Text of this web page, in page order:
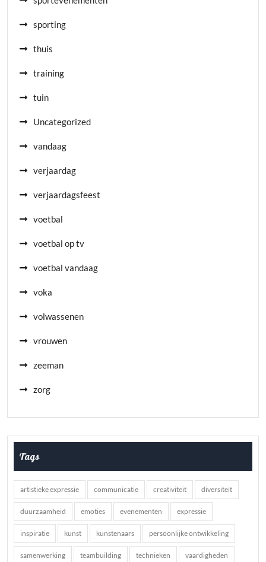
sporting
thuis
training
tuin
Uncategorized
vandaag
verjaardag
verjaardagsfeest
voetbal
voetbal op tv
voetbal vandaag
voka
volwassenen
vrouwen
zeeman
zorg
Tags
artistieke expressie communicatie creativiteit diversiteit
duurzaamheid emoties evenementen expressie
inspiratie kunst kunstenaars persoonlijke ontwikkeling
samenwerking teambuilding technieken vaardigheden